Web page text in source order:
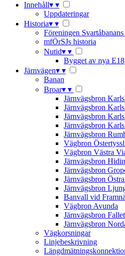
Innehåll▾ ▾
Uppdateringar
Historia▾ ▾
Föreningen
mfÖrSJs historia
Nutid▾ ▾
Bygget av nya E18
Järnvägen▾ ▾
Banan
Broar▾ ▾
Järnvägsbron
Järnvägsbron
Järnvägsbron
Järnvägsbron
Järnvägsbron
Vägbron
Vägbron Västra
Järnvägsbron
Järnvägsbron
Järnvägsbron
Järnvägsbron
Banvall vid
Vägbron Avunda
Järnvägsbron Fallet
Järnvägsbron
Vägkorsningar
Linjebeskrivning